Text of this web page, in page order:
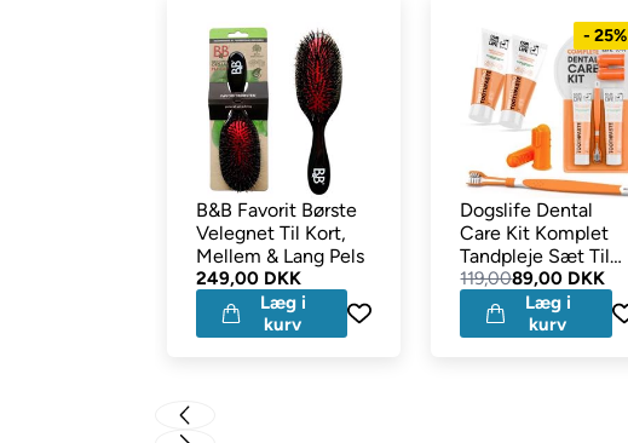
B&B Favorit Børste
Velegnet Til Kort,
Mellem & Lang Pels
249,00 DKK
Læg i
kurv
- 25%
Dogslife Dental
Care Kit Komplet
Tandpleje Sæt Til
Hunden 5 dele
119,0089,00 DKK
Læg i
kurv